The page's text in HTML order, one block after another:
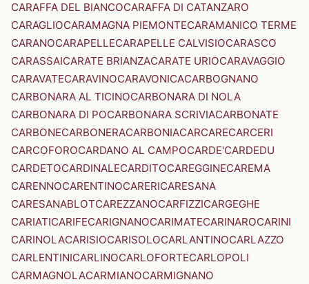
CARAFFA DEL BIANCOCARAFFA DI CATANZARO
CARAGLIOCARAMAGNA PIEMONTECARAMANICO TERME
CARANOCARAPELLECARAPELLE CALVISIOCARASCO
CARASSAICARATE BRIANZACARATE URIOCARAVAGGIO
CARAVATECARAVINOCARAVONICACARBOGNANO
CARBONARA AL TICINOCARBONARA DI NOLA
CARBONARA DI POCARBONARA SCRIVIACARBONATE
CARBONECARBONERACARBONIACARCARECARCERI
CARCOFOROCARDANO AL CAMPOCARDE'CARDEDU
CARDETOCARDINALECARDITOCAREGGINECAREMA
CARENNOCARENTINOCARERICARESANA
CARESANABLOTCAREZZANOCARFIZZICARGEGHE
CARIATICARIFECARIGNANOCARIMATECARINAROCARINI
CARINOLACARISIOCARISOLOCARLANTINOCARLAZZO
CARLENTINICARLINOCARLOFORTECARLOPOLI
CARMAGNOLACARMIANOCARMIGNANO